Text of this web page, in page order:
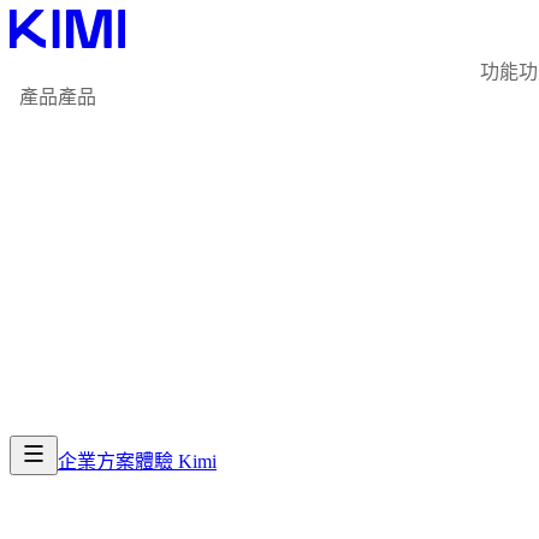
產品產品
功能
企業方案體驗 Kimi